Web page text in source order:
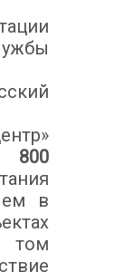
800
в
том